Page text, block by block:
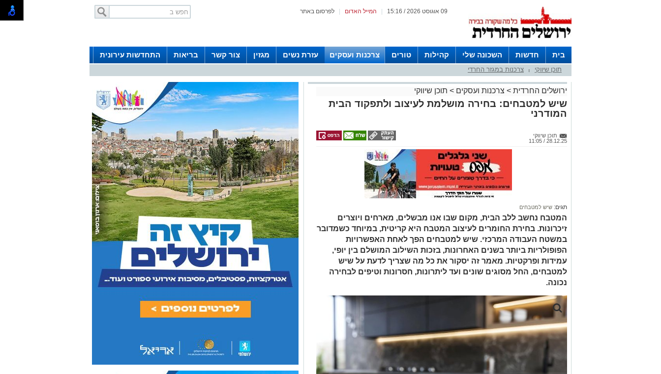
לפרסום באתר המייל האדום 09 אוגוסט 2026 / 15:16
בית חדשות השכונה שלי קהילות טורים צרכנות ועסקים עזרת נשים מגזין צור קשר בריאות
התחדשות עירונית
חצרות
תוכן שיווקי צרכנות במגזר החרדי
ירושלים החרדית > צרכנות ועסקים > תוכן שיווקי
שיש למטבחים: בחירה מושלמת לעיצוב ולתפקוד הבית
המודרני
תוכן שיווקי
28.12.25 / 11:05
תגים: שיש למטבחים
המטבח נחשב ללב הבית, מקום שבו אנו מבשלים, מארחים ויוצרים
זיכרונות. בחירת החומרים לעיצוב המטבח היא קריטית, במיוחד כשמדובר
במשטח העבודה המרכזי. שיש למטבחים הפך לאחת האפשרויות
הפופולריות ביותר בשנים האחרונות, בזכות השילוב המושלם בין יופי,
עמידות ופרקטיות. מאמר זה יסקור את כל מה שצריך לדעת על שיש
למטבחים, החל מסוגים שונים ועד ליתרונות, חסרונות וטיפים לבחירה
נכונה.